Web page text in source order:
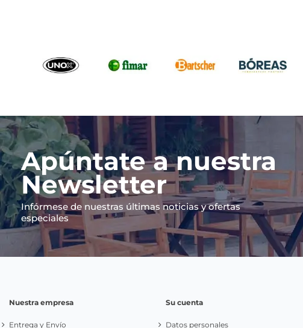
Apúntate a nuestra
Newsletter
Infórmese de nuestras últimas noticias y ofertas
especiales
Nuestra empresa
Entrega y Envío
Su cuenta
Datos personales